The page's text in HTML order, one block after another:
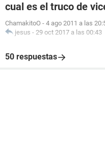
cual es el truco de
ChamakitoO - 4 ago 2011 a las
jesus - 29 oct 2017 a las 00:43
50 respuestas